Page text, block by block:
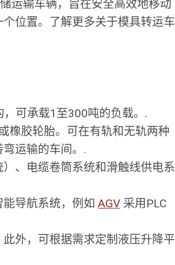
运输车辆，旨在安全高效地移动
位置。了解更多关于模具转运车
可承载1至300吨的负载。.
橡胶轮胎。可在有轨和无轨两种
运输的车间。.
、电缆卷筒系统和滑触线供电系
导航系统，例如 AGV 采用PLC
外，可根据需求定制液压升降平